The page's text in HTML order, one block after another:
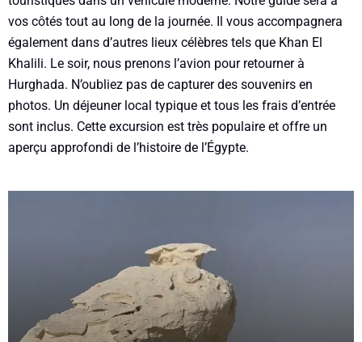
vos côtés tout au long de la journée. Il vous accompagnera
également dans d’autres lieux célèbres tels que Khan El
Khalili. Le soir, nous prenons l’avion pour retourner à
Hurghada. N’oubliez pas de capturer des souvenirs en
photos. Un déjeuner local typique et tous les frais d’entrée
sont inclus. Cette excursion est très populaire et offre un
aperçu approfondi de l’histoire de l’Égypte.